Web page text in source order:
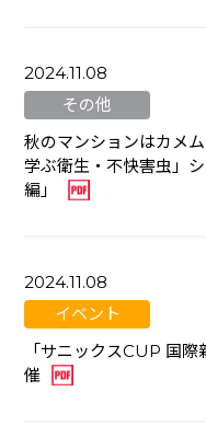
2024.11.08
その他
秋のマンションはカメ
学ぶ衛⽣・不快害⾍」
編」
2024.11.08
イベント
「サニックスCUP 国
催